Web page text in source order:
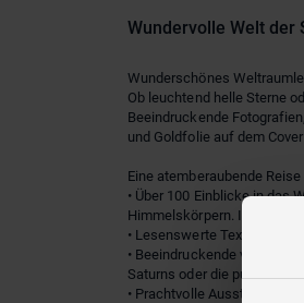
Wundervolle Welt der
Wunderschönes
Ob leuchtend helle Sterne
Beeindruckende
und Goldfolie auf dem
Eine atemberaubende
• Über 100 Einblicke in das
Himmelskörpern. Im
• Lesenswerte Texte
• Beeindruckende visuelle
Saturns oder die
• Prachtvolle Ausstattung: